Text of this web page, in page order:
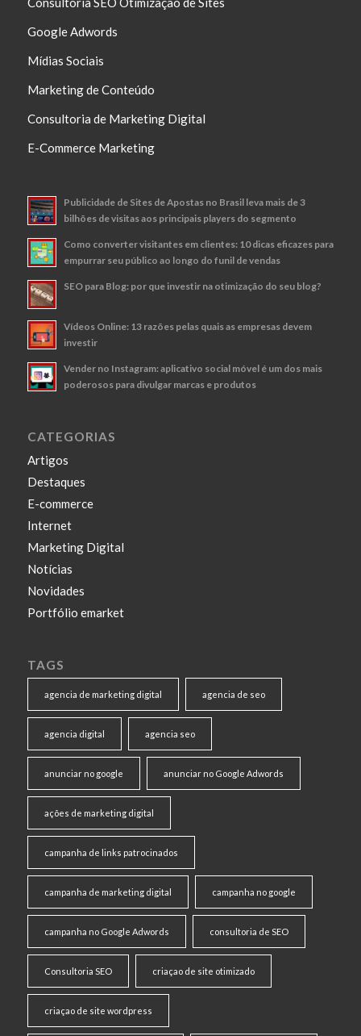
Google Adwords
Mídias Sociais
Marketing de Conteúdo
Consultoria de Marketing Digital
E-Commerce Marketing
Publicidade de Sites de Apostas no Brasil leva mais de 3
bilhões de visitas aos principais players do segmento
Como converter visitantes em clientes: 10 dicas eficazes para
empurrar seu público ao longo do funil de vendas
SEO para Blog: por que investir na otimização do seu blog?
Vídeos Online: 13 razões pelas quais as empresas devem
investir
Vender no Instagram: aplicativo social móvel é um dos mais
poderosos para divulgar marcas e produtos
CATEGORIAS
Artigos
Destaques
E-commerce
Internet
Marketing Digital
Notícias
Novidades
Portfólio emarket
TAGS
agencia de marketing digital agencia de seo
agencia digital agencia seo
anunciar no google anunciar no Google Adwords
ações de marketing digital
campanha de links patrocinados
campanha de marketing digital campanha no google
campanha no Google Adwords consultoria de SEO
Consultoria SEO criaçao de site otimizado
criaçao de site wordpress